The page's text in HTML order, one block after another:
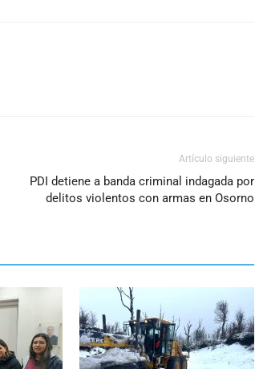
Artículo siguiente
PDI detiene a banda criminal indagada por
delitos violentos con armas en Osorno